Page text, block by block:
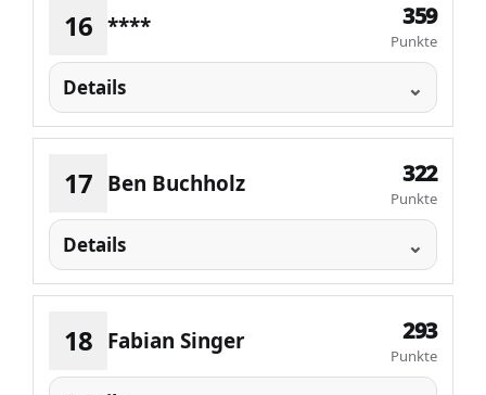
16 **** 359
Punkte
Details
17 Ben Buchholz 322
Punkte
Details
18 Fabian Singer 293
Punkte